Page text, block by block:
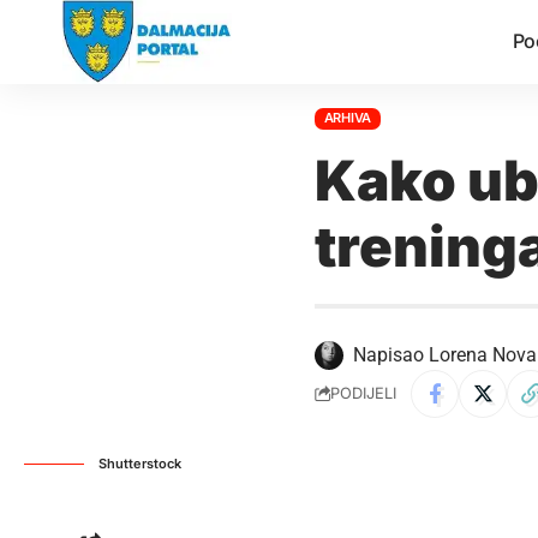
ARHIVA
Kako
Napisao Lorena
PODIJELI
Shutterstock